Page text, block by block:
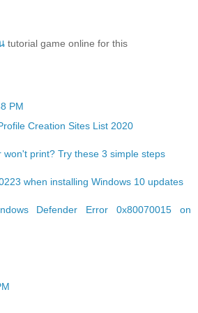
tutorial game online for this
PM
Creation Sites List 2020
won't print? Try these 3 simple steps
when installing Windows 10 updates
Defender Error 0x80070015 on